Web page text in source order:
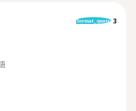
format_quote 3